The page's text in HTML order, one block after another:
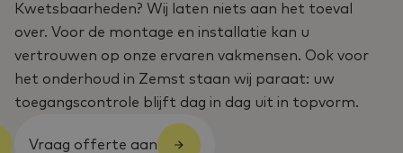
Kwetsbaarheden? Wij laten niets aan het toeval
over. Voor de montage en installatie kan u
vertrouwen op onze ervaren vakmensen. Ook voor
het onderhoud in Zemst staan wij paraat: uw
toegangscontrole blijft dag in dag uit in topvorm.
Vraag offerte aan